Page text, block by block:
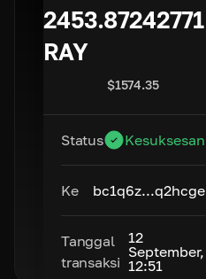
2453.87242771
RAY
$1574.35
Status Kesuksesan
Ke bc1q6z...q2hcge
Tanggal
transaksi
12
September,
12:51